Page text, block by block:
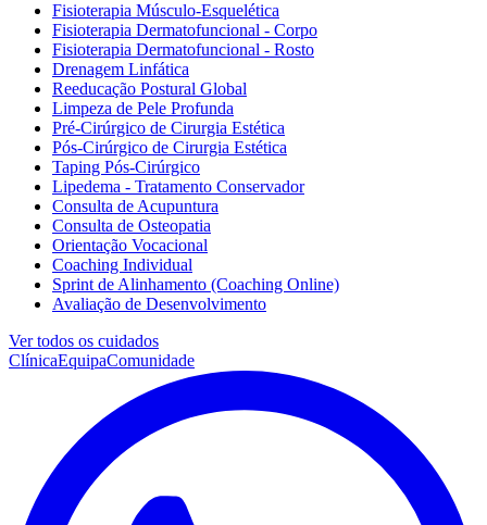
Fisioterapia Músculo-Esquelética
Fisioterapia Dermatofuncional - Corpo
Fisioterapia Dermatofuncional - Rosto
Drenagem Linfática
Reeducação Postural Global
Limpeza de Pele Profunda
Pré-Cirúrgico de Cirurgia Estética
Pós-Cirúrgico de Cirurgia Estética
Taping Pós-Cirúrgico
Lipedema - Tratamento Conservador
Consulta de Acupuntura
Consulta de Osteopatia
Orientação Vocacional
Coaching Individual
Sprint de Alinhamento (Coaching Online)
Avaliação de Desenvolvimento
Ver todos os cuidados
ClínicaEquipaComunidade